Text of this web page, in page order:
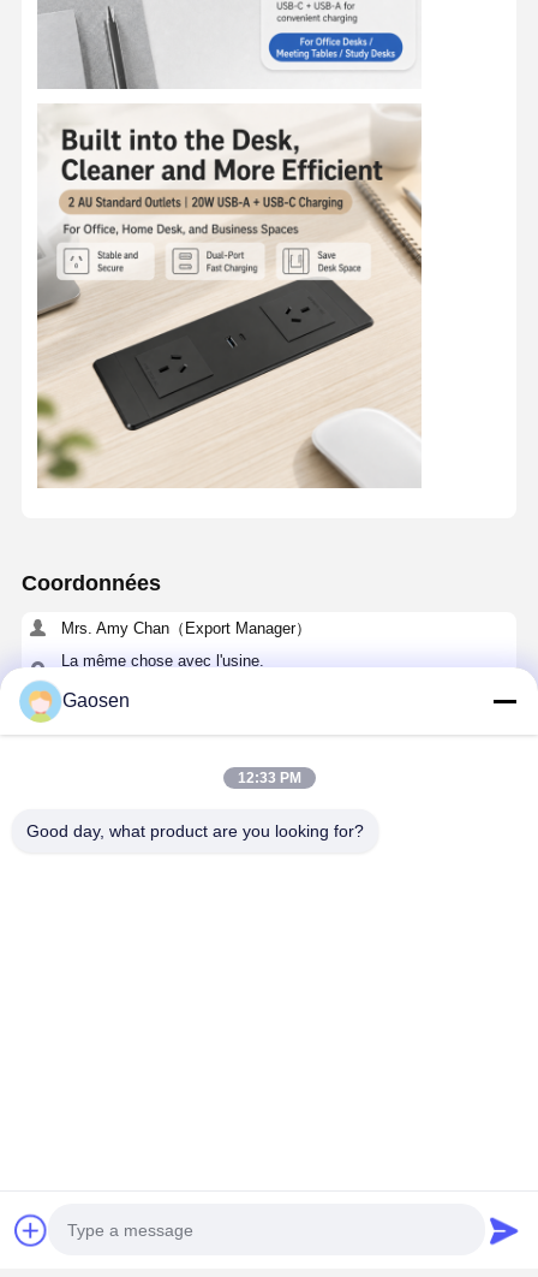
Coupe d'alimentation en retrait
Système audio Bluetooth pour canapé
Coordonnées
Mrs. Amy Chan（Export Manager）
La même chose avec l'usine.
86-13530706053
Gaosen
12:33 PM
Good day, what product are you looking for?